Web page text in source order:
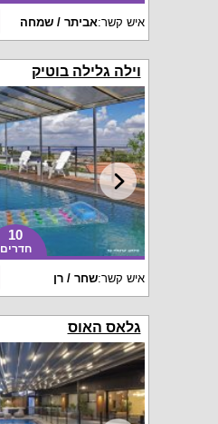
איש קשר:אביתר / שמחה
וילה גלילה בוטיק
10
חדרים
איש קשר:שחר / רן
גלאס האוס